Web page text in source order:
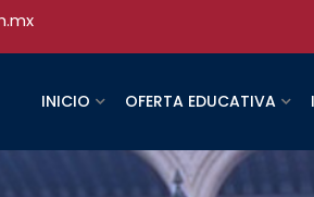
INICIO OFERTA EDUCATIVA